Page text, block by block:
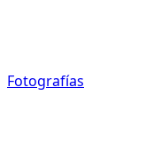
Fotografías